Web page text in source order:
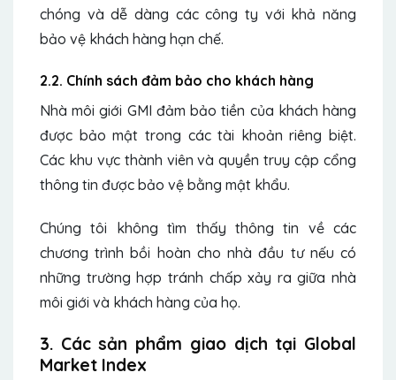
chóng và dễ dàng các công ty với khả năng
bảo vệ khách hàng hạn chế.
2.2. Chính sách đảm bảo cho khách hàng
Nhà môi giới GMI đảm bảo tiền của khách hàng
được bảo mật trong các tài khoản riêng biệt.
Các khu vực thành viên và quyền truy cập cổng
thông tin được bảo vệ bằng mật khẩu.
Chúng tôi không tìm thấy thông tin về các
chương trình bồi hoàn cho nhà đầu tư nếu có
những trường hợp tránh chấp xảy ra giữa nhà
môi giới và khách hàng của họ.
3. Các sản phẩm giao dịch tại Global
Market Index